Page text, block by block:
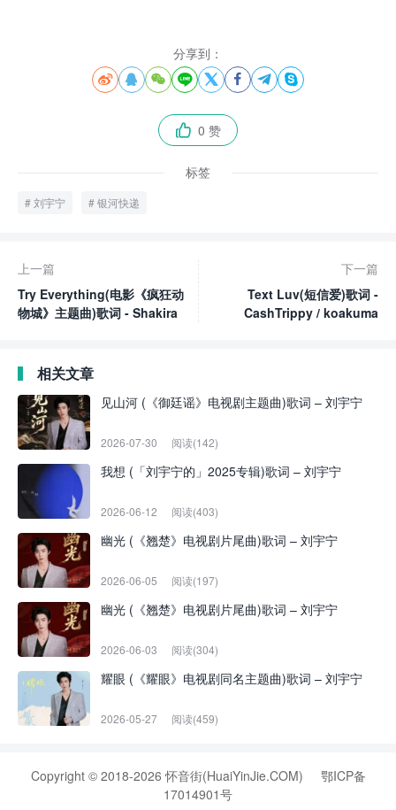
分享到：
       
 0 赞
标签
刘宇宁 银河快递
上一篇
Try Everything(电影《疯狂动
物城》主题曲)歌词 - Shakira
下一篇
Text Luv(短信爱)歌词 -
CashTrippy / koakuma
相关文章
见山河 (《御廷谣》电视剧主题曲)歌词 – 刘宇宁
2026-07-30 阅读(142)
我想 (「刘宇宁的」2025专辑)歌词 – 刘宇宁
2026-06-12 阅读(403)
幽光 (《翘楚》电视剧片尾曲)歌词 – 刘宇宁
2026-06-05 阅读(197)
幽光 (《翘楚》电视剧片尾曲)歌词 – 刘宇宁
2026-06-03 阅读(304)
耀眼 (《耀眼》电视剧同名主题曲)歌词 – 刘宇宁
2026-05-27 阅读(459)
Copyright © 2018-2026 怀音街(HuaiYinJie.COM)
鄂ICP备
17014901号